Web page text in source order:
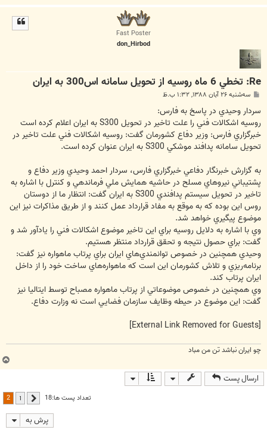
Fast Poster
don_Hirbod
Re: تخطي 6 ماه روسيه از تحويل سامانه اس300 به ايران
ت
سه‌شنبه ۲۶ آبان ۱۳۸۸, ۱:۳۲ ب.ظ
سردار وحيدي در پاسخ به فارس:
روسيه اشكالات فني را علت تاخير در تحويل S300 به ايران اعلام كرده است
خبرگزاري فارس: وزير دفاع كشورمان گفت: روسيه اشكالات فني علت تاخير در
تحويل سامانه پدافند موشكي S300 به ايران عنوان كرده است.
به گزارش خبرنگار دفاعي خبرگزاري فارس، سردار احمد وحيدي وزير دفاع و
پشتيباني نيروهاي مسلح در حاشيه همايش ملي فرماندهي و كنترل با اشاره به
تاخير در تحويل سيستم پدافندي S300 به ايران گفت: انتظار ما از دوستان
روس اين بوده كه به موقع به مفاد قرارداد عمل كنند و از طريق مذاكرات نيز اين
موضوع پيگيري خواهد شد.
وي با اشاره به دلايل روسيه براي اين تاخير موضوع اشكالات فني را يادآور شد و
گفت: براي حصول نتيجه و تحقق قرارداد منتظر هستيم.
وحيدي همچنين در خصوص توانمندي‌هاي ايران براي پرتاب ماهواره نيز گفت:
برنامه‌ريزي و تلاش كشورمان اين است كه ماهواره‌هاي ساخت خود را از داخل
ايران پرتاب كند.
وي همچنين در خصوص موضوعاتي از پرتاب ماهواره مصباح توسط ايتاليا نيز
گفت: اين موضوع در حيطه وظايف سازمان فضايي است نه وزارت دفاع.
[External Link Removed for Guests]
چو ايران نباشد تن من مباد
ارسال پست
تعداد پست ها:18 قبلی 1
2
پرش به